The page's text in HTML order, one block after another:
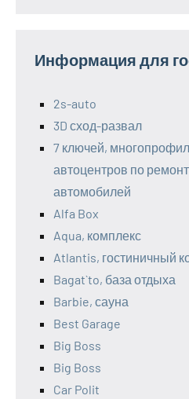
Информация для
2s-auto
3D сход-развал
7 ключей,
автоцентров по
автомобилей
Alfa Box
Aqua, комплекс
Atlantis, гостиничный
Bagat`to, база отдыха
Barbie, сауна
Best Garage
Big Boss
Big Boss
Car Polit